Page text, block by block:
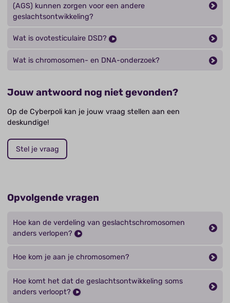
(AGS) kunnen zorgen voor een andere
geslachtsontwikkeling?
Wat is ovotesticulaire DSD?
Wat is chromosomen- en DNA-onderzoek?
Jouw antwoord nog niet gevonden?
Op de Cyberpoli kan je jouw vraag stellen aan een
deskundige!
Stel je vraag
Opvolgende vragen
Hoe kan de verdeling van geslachtschromosomen
anders verlopen?
Hoe kom je aan je chromosomen?
Hoe komt het dat de geslachtsontwikkeling soms
anders verloopt?